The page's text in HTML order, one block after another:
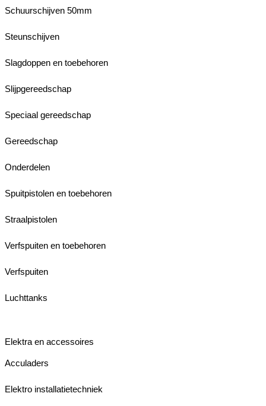
Schuurschijven 50mm
Steunschijven
Slagdoppen en toebehoren
Slijpgereedschap
Speciaal gereedschap
Gereedschap
Onderdelen
Spuitpistolen en toebehoren
Straalpistolen
Verfspuiten en toebehoren
Verfspuiten
Luchttanks
Elektra en accessoires
Acculaders
Elektro installatietechniek